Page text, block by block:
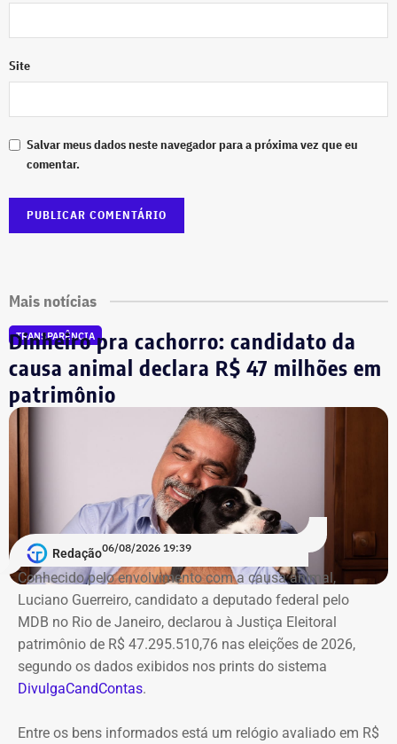
Site
Salvar meus dados neste navegador para a próxima vez que eu
comentar.
Mais notícias
TRANSPARÊNCIA
Dinheiro pra cachorro: candidato da
causa animal declara R$ 47 milhões em
patrimônio
Redação06/08/2026 19:39
Conhecido pelo envolvimento com a causa animal,
Luciano Guerreiro, candidato a deputado federal pelo
MDB no Rio de Janeiro, declarou à Justiça Eleitoral
patrimônio de R$ 47.295.510,76 nas eleições de 2026,
segundo os dados exibidos nos prints do sistema
DivulgaCandContas.
Entre os bens informados está um relógio avaliado em R$